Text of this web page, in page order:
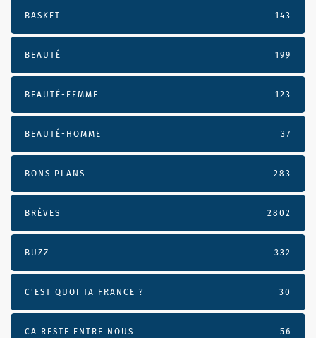
BASKET 143
BEAUTÉ 199
BEAUTÉ-FEMME 123
BEAUTÉ-HOMME 37
BONS PLANS 283
BRÈVES 2802
BUZZ 332
C'EST QUOI TA FRANCE ? 30
CA RESTE ENTRE NOUS 56